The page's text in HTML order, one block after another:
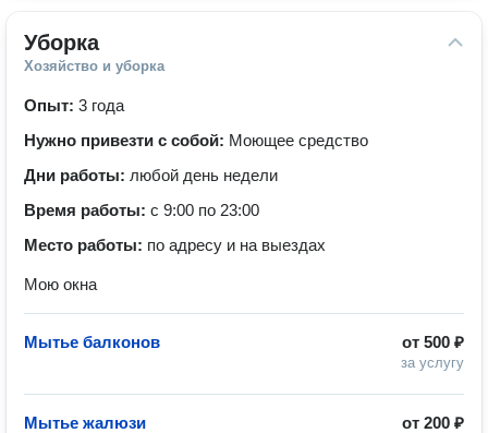
Уборка
Хозяйство и уборка
Опыт: 3 года
Нужно привезти с собой: Моющее средство
Дни работы: любой день недели
Время работы: с 9:00 по 23:00
Место работы: по адресу и на выездах
Мою окна
от 500 ₽
за услугу
Мытье балконов
от 200 ₽
Мытье жалюзи